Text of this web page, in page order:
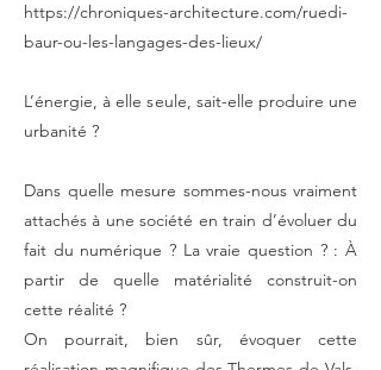
https://chroniques-architecture.com/ruedi-
baur-ou-les-langages-des-lieux/
L’énergie, à elle seule, sait-elle produire une
urbanité ?
Dans quelle mesure sommes-nous vraiment
attachés à une société en train d’évoluer du
fait du numérique ? La vraie question ? : À
partir de quelle matérialité construit-on
cette réalité ?
On pourrait, bien sûr, évoquer cette